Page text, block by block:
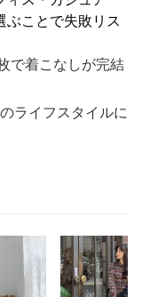
ぶことで失敗リス
で着こなしが完結
ライフスタイルに